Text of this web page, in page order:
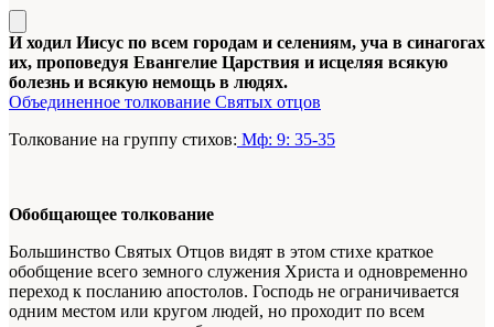
И ходил Иисус по всем городам и селениям, уча в синагогах
их, проповедуя Евангелие Царствия и исцеляя всякую
болезнь и всякую немощь в людях.
Объединенное толкование Святых отцов
Толкование на группу стихов: Мф: 9: 35-35
Обобщающее толкование
Большинство Святых Отцов видят в этом стихе краткое
обобщение всего земного служения Христа и одновременно
переход к посланию апостолов. Господь не ограничивается
одним местом или кругом людей, но проходит по всем